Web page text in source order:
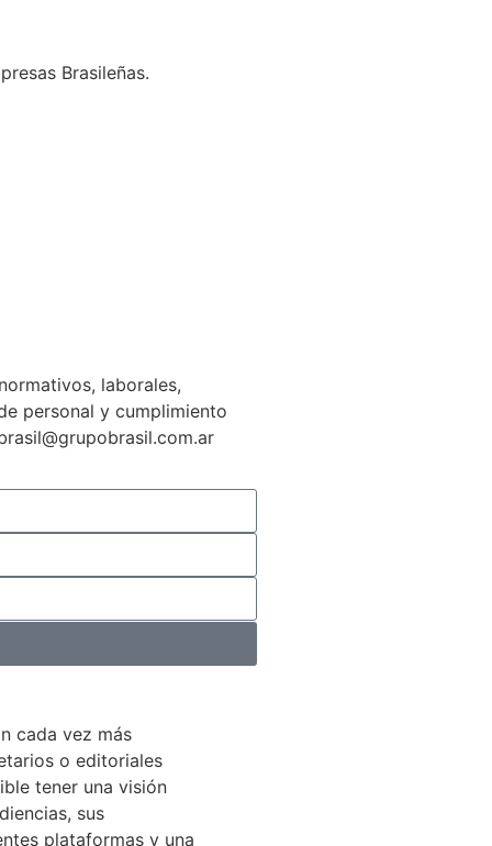
Brasileñas.
laborales,
personal y cumplimiento
cada vez más
o editoriales
tener una visión
sus
plataformas y una